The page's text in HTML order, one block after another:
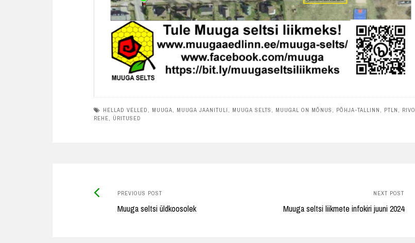
HELLAD VELLED , MUUGA, MUUGA JAANITULI , MUUGA SELTS , MUUGAL ON MÕNUS , PÕHJA-TALLINN , PTLN , RIVO
REHE, ÜRITUSED
PostPREVIOUS POSTPrevious
post:
Muuga seltsi üldkoosolek
NEXT POST
Muuga seltsi liikmete infokiri juuni 2024